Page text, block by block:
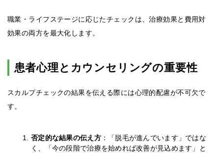
職業・ライフステージに応じたチェックは、治療効果と費用対
効果の両方を最大化します。
患者心理とカウンセリングの重要性
スカルプチェックの結果を伝える際には心理的配慮が不可欠で
す。
否定的な結果の伝え方：「脱毛が進んでいます」ではな
く、「今の段階で治療を始めれば改善が見込めます」と